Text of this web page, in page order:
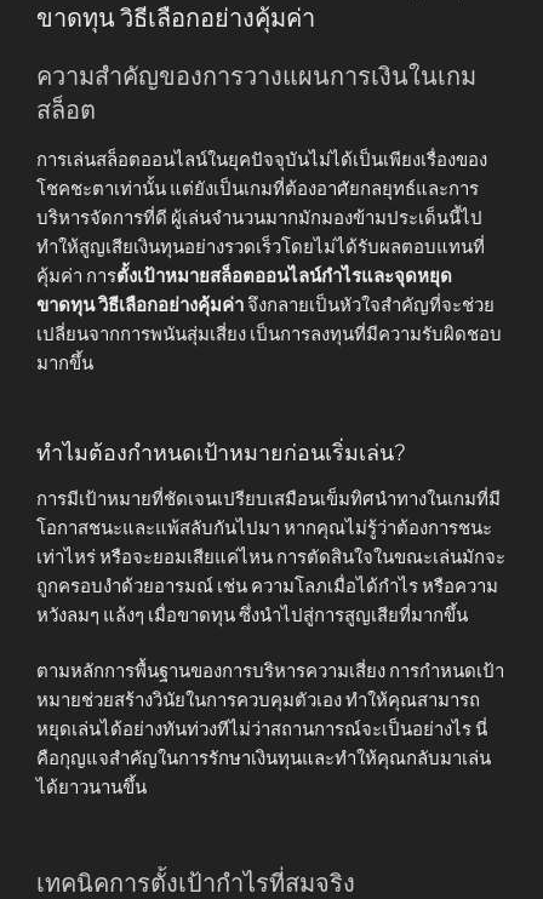
ขาดทุน วิธีเลือกอย่างคุ้มค่า
ความสำคัญของการวางแผนการเงินในเกม
สล็อต
การเล่นสล็อตออนไลน์ในยุคปัจจุบันไม่ได้เป็นเพียงเรื่องของ
โชคชะตาเท่านั้น แต่ยังเป็นเกมที่ต้องอาศัยกลยุทธ์และการ
บริหารจัดการที่ดี ผู้เล่นจำนวนมากมักมองข้ามประเด็นนี้ไป
ทำให้สูญเสียเงินทุนอย่างรวดเร็วโดยไม่ได้รับผลตอบแทนที่
คุ้มค่า การตั้งเป้าหมายสล็อตออนไลน์กำไรและจุดหยุด
ขาดทุน วิธีเลือกอย่างคุ้มค่า จึงกลายเป็นหัวใจสำคัญที่จะช่วย
เปลี่ยนจากการพนันสุ่มเสี่ยง เป็นการลงทุนที่มีความรับผิดชอบ
มากขึ้น
ทำไมต้องกำหนดเป้าหมายก่อนเริ่มเล่น?
การมีเป้าหมายที่ชัดเจนเปรียบเสมือนเข็มทิศนำทางในเกมที่มี
โอกาสชนะและแพ้สลับกันไปมา หากคุณไม่รู้ว่าต้องการชนะ
เท่าไหร่ หรือจะยอมเสียแค่ไหน การตัดสินใจในขณะเล่นมักจะ
ถูกครอบงำด้วยอารมณ์ เช่น ความโลภเมื่อได้กำไร หรือความ
หวังลมๆ แล้งๆ เมื่อขาดทุน ซึ่งนำไปสู่การสูญเสียที่มากขึ้น
ตามหลักการพื้นฐานของการบริหารความเสี่ยง การกำหนดเป้า
หมายช่วยสร้างวินัยในการควบคุมตัวเอง ทำให้คุณสามารถ
หยุดเล่นได้อย่างทันท่วงทีไม่ว่าสถานการณ์จะเป็นอย่างไร นี่
คือกุญแจสำคัญในการรักษาเงินทุนและทำให้คุณกลับมาเล่น
ได้ยาวนานขึ้น
เทคนิคการตั้งเป้ากำไรที่สมจริง